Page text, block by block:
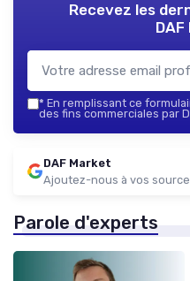
Recevez les
* En remplissant ce
des fins commerciales par
DAF Market
Ajoutez-nous à vos
Parole d'experts